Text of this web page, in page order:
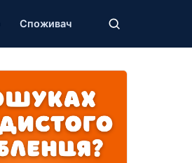
Споживач